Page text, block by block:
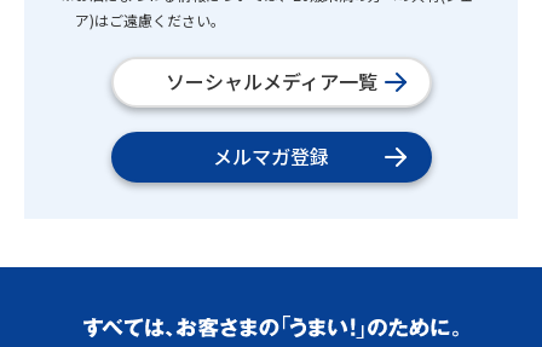
ア)はご遠慮ください。
ソーシャルメディア一覧
メルマガ登録